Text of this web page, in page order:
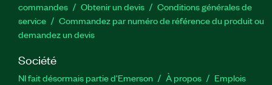
commandes
Obtenir un devis
Conditions générales de
service
Commandez par numéro de référence du produit ou
demandez un devis
Société
NI fait désormais partie d'Emerson À propos
Emplois